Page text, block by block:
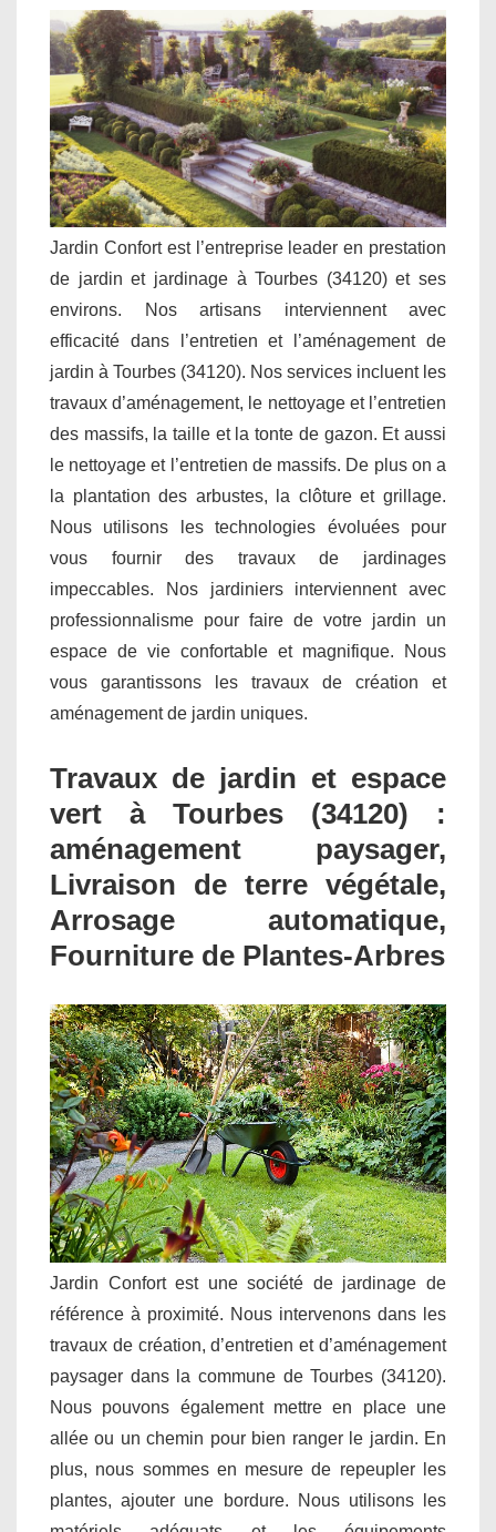
Jardin Confort est l’entreprise leader en prestation
de jardin et jardinage à Tourbes (34120) et ses
environs. Nos artisans interviennent avec
efficacité dans l’entretien et l’aménagement de
jardin à Tourbes (34120). Nos services incluent les
travaux d’aménagement, le nettoyage et l’entretien
des massifs, la taille et la tonte de gazon. Et aussi
le nettoyage et l’entretien de massifs. De plus on a
la plantation des arbustes, la clôture et grillage.
Nous utilisons les technologies évoluées pour
vous fournir des travaux de jardinages
impeccables. Nos jardiniers interviennent avec
professionnalisme pour faire de votre jardin un
espace de vie confortable et magnifique. Nous
vous garantissons les travaux de création et
aménagement de jardin uniques.
Travaux de jardin et espace
vert à Tourbes (34120) :
aménagement paysager,
Livraison de terre végétale,
Arrosage automatique,
Fourniture de Plantes-Arbres
Jardin Confort est une société de jardinage de
référence à proximité. Nous intervenons dans les
travaux de création, d’entretien et d’aménagement
paysager dans la commune de Tourbes (34120).
Nous pouvons également mettre en place une
allée ou un chemin pour bien ranger le jardin. En
plus, nous sommes en mesure de repeupler les
plantes, ajouter une bordure. Nous utilisons les